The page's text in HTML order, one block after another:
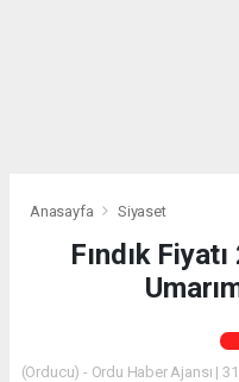
Anasayfa Siyaset
Fındık
(Orducu) - Ordu Haber Ajansı |